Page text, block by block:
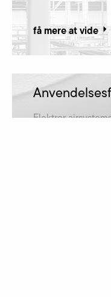
få mere at vide
Elektror